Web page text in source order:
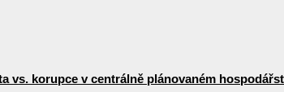
vs. korupce v centrálně plánovaném